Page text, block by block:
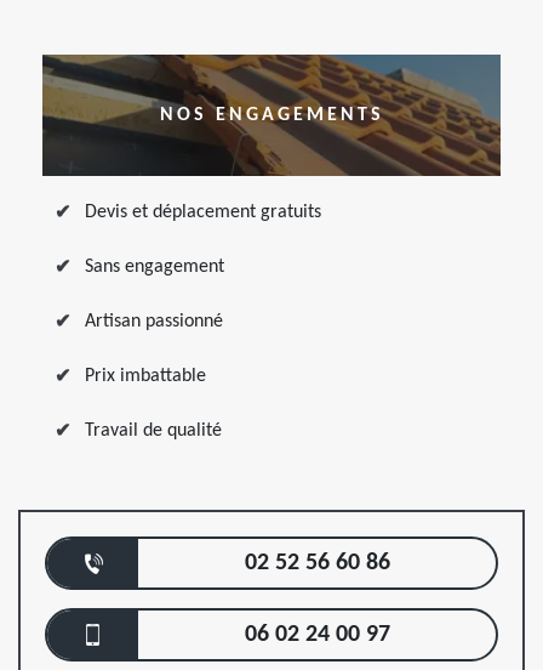
NOS ENGAGEMENTS
Devis et déplacement gratuits
Sans engagement
Artisan passionné
Prix imbattable
Travail de qualité
02 52 56 60 86
06 02 24 00 97